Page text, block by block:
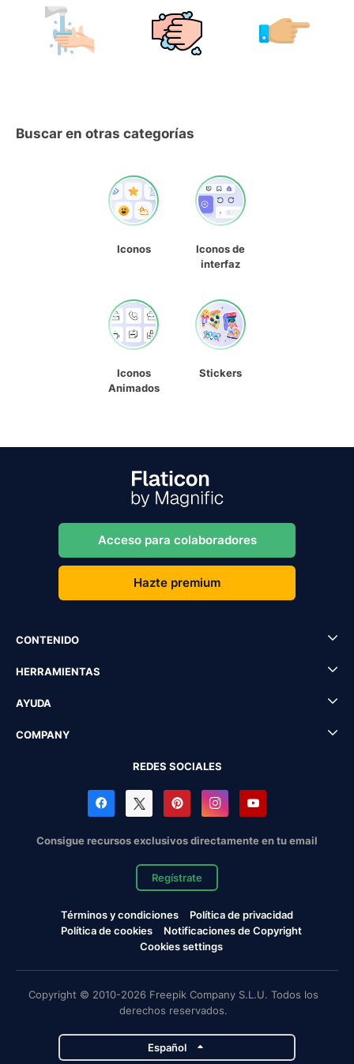
Buscar en otras categorías
Iconos
Iconos de
interfaz
Iconos
Animados
Stickers
Acceso para colaboradores
Hazte premium
CONTENIDO
HERRAMIENTAS
AYUDA
COMPANY
REDES SOCIALES
Consigue recursos exclusivos directamente en tu email
Regístrate
Términos y condiciones
Política de privacidad
Política de cookies
Notificaciones de Copyright
Cookies settings
Copyright © 2010-2026 Freepik Company S.L.U. Todos los
derechos reservados.
Español